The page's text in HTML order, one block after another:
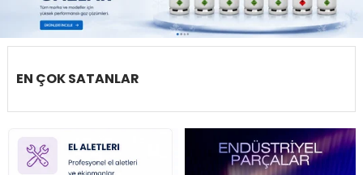
EN ÇOK SATANLAR